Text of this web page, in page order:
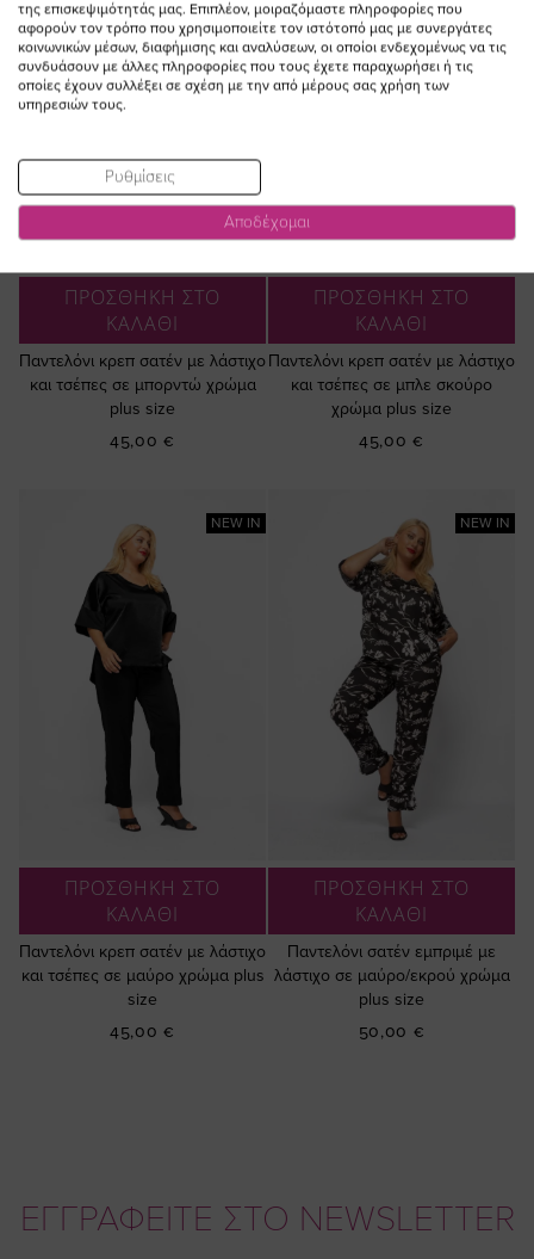
ΠΡΟΣΘΗΚΗ ΣΤΟ
ΚΑΛΑΘΙ
Παντελόνι κρεπ σατέν με λάστιχο
και τσέπες σε μπορντώ χρώμα
plus size
45,00 €
ΠΡΟΣΘΗΚΗ ΣΤΟ
ΚΑΛΑΘΙ
Παντελόνι κρεπ σατέν με λάστιχο
και τσέπες σε μπλε σκούρο
χρώμα plus size
45,00 €
NEW IN
ΠΡΟΣΘΗΚΗ ΣΤΟ
ΚΑΛΑΘΙ
Παντελόνι κρεπ σατέν με λάστιχο
και τσέπες σε μαύρο χρώμα plus
size
45,00 €
NEW IN
ΠΡΟΣΘΗΚΗ ΣΤΟ
ΚΑΛΑΘΙ
Παντελόνι σατέν εμπριμέ με
λάστιχο σε μαύρο/εκρού χρώμα
plus size
50,00 €
ΕΓΓΡΑΦΕΙΤΕ ΣΤΟ NEWSLETTER
της επισκεψιμότητάς μας. Επιπλέον, μοιραζόμαστε πληροφορίες που
αφορούν τον τρόπο που χρησιμοποιείτε τον ιστότοπό μας με συνεργάτες
κοινωνικών μέσων, διαφήμισης και αναλύσεων, οι οποίοι ενδεχομένως να τις
συνδυάσουν με άλλες πληροφορίες που τους έχετε παραχωρήσει ή τις
οποίες έχουν συλλέξει σε σχέση με την από μέρους σας χρήση των
υπηρεσιών τους.
Ρυθμίσεις
Αποδέχομαι